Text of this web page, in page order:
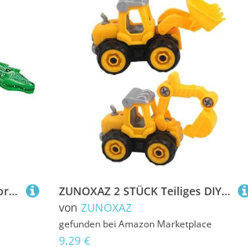
Intex 57561NP Rideon ''Unicorn'', 198x140x97cm & Giant Gator Ride-On - Aufblasbarer Reittier - 203 x 114 cm
ZUNOXAZ 2 STÜCK Teiliges DIY Baufahrzeug für Bunte Kunststoff Modelle mit Glatter Oberfläche Fördert Praktische Fähigkeiten und Intelligenz Pädagogisches Montage mit Bagger und
von ZUNOXAZ
gefunden bei Amazon Marketplace
9,29 €